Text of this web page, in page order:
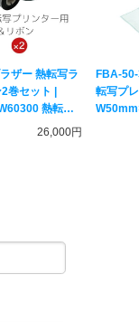
ザー 熱転写ラ
巻セット |
熱転写
26,000円
FBA-
転写プ